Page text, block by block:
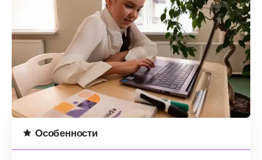
Особенности